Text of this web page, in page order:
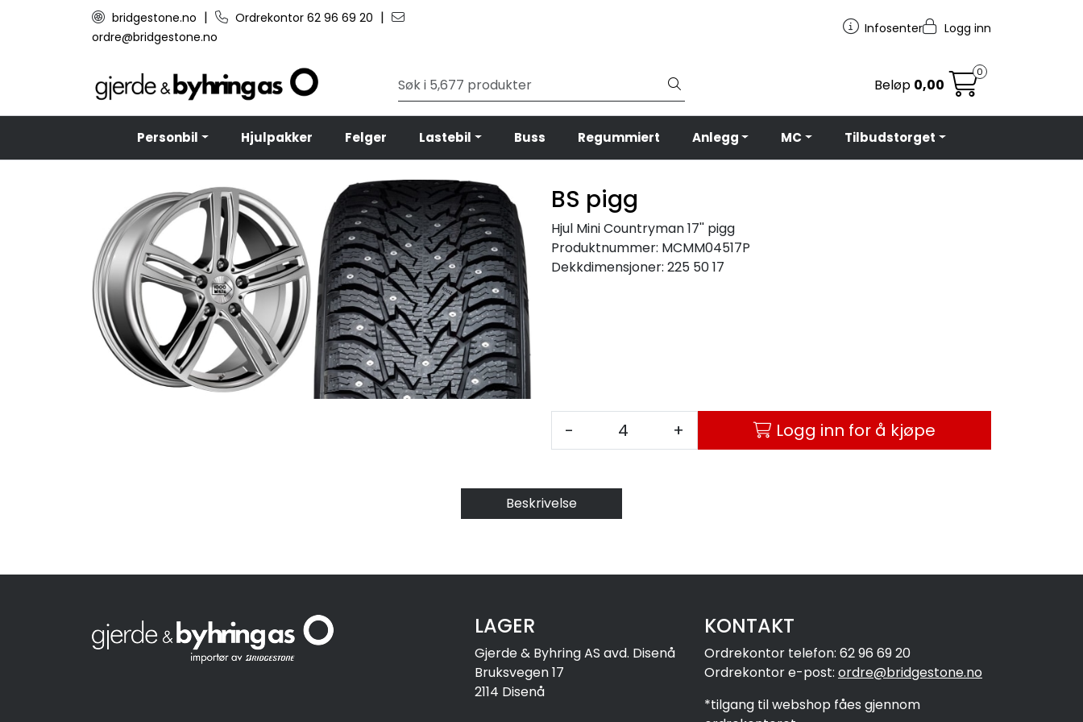
Skip to main contentbridgestone.no | Ordrekontor 62 96 69 20 |
ordre@bridgestone.no
Infosenter Logg inn
Beløp 0,00
0
Personbil Hjulpakker Felger Lastebil Buss Regummiert Anlegg MC Tilbudstorget
BS pigg
Hjul Mini Countryman 17'' pigg
Produktnummer: MCMM04517P
Dekkdimensjoner: 225 50 17
- + Logg inn for å kjøpe
Beskrivelse
LAGER
Gjerde & Byhring AS avd. Disenå
Bruksvegen 17
2114 Disenå
KONTAKT
Ordrekontor telefon: 62 96 69 20
Ordrekontor e-post: ordre@bridgestone.no
*tilgang til webshop fåes gjennom